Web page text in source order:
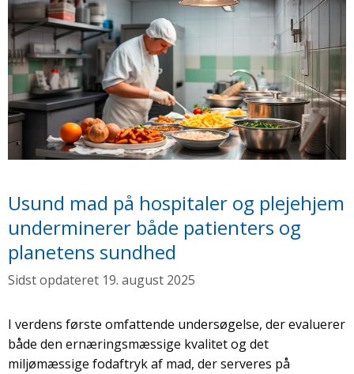
Usund mad på hospitaler og plejehjem
underminerer både patienters og
planetens sundhed
19. august 2025
I verdens første omfattende undersøgelse, der evaluerer
både den ernæringsmæssige kvalitet og det
miljømæssige fodaftryk af mad, der serveres på